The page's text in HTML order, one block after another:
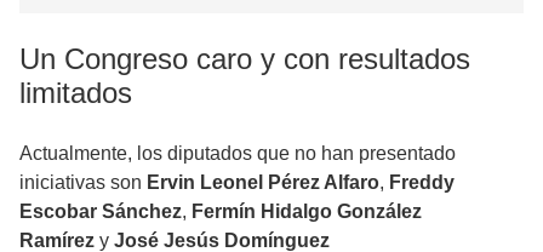
Un Congreso caro y con resultados
limitados
Actualmente, los diputados que no han presentado
iniciativas son Ervin Leonel Pérez Alfaro, Freddy
Escobar Sánchez, Fermín Hidalgo González
Ramírez y José Jesús Domínguez